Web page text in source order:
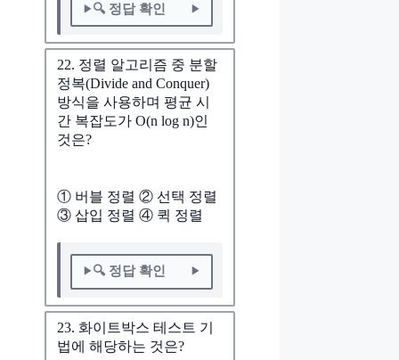
🔍 정답 확인
22. 정렬 알고리즘 중 분할
정복(Divide and Conquer)
방식을 사용하며 평균 시
간 복잡도가 O(n log n)인
것은?
① 버블 정렬 ② 선택 정렬
③ 삽입 정렬 ④ 퀵 정렬
🔍 정답 확인
23. 화이트박스 테스트 기
법에 해당하는 것은?